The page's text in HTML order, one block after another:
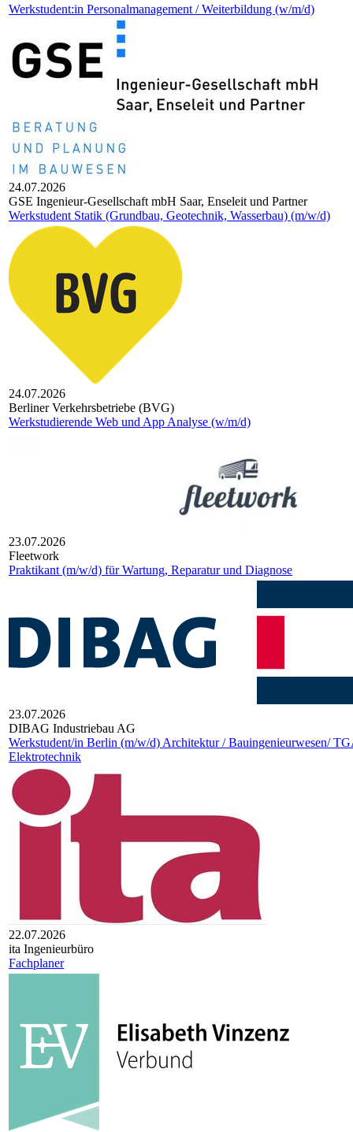
Werkstudent:in Personalmanagement / Weiterbildung (w/m/d)
24.07.2026
GSE Inge­nieur-Gesell­schaft mbH Saar, Ense­leit und Part­ner
Werkstudent Statik (Grundbau, Geotechnik, Wasserbau) (m/w/d)
24.07.2026
Berliner Verkehrsbetriebe (BVG)
Werkstudierende Web und App Analyse (w/m/d)
23.07.2026
Fleetwork
Praktikant (m/w/d) für Wartung, Reparatur und Diagnose
23.07.2026
DIBAG Industriebau AG
Werkstudent/in Berlin (m/w/d) Architektur / Bauingenieurwesen/
Elektrotechnik
22.07.2026
ita Ingenieurbüro
Fachplaner